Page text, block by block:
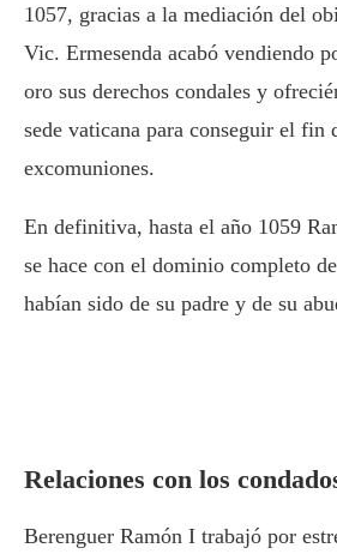
1057, gracias a la mediación del
Vic. Ermesenda acabó vendiendo
oro sus derechos condales y
sede vaticana para conseguir el fin
excomuniones.
En definitiva, hasta el año 1059
se hace con el dominio completo
habían sido de su padre y de su
Relaciones con los
Berenguer Ramón I trabajó por